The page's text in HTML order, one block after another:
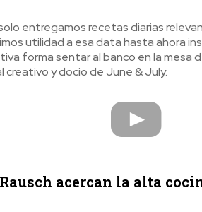
entregamos recetas diarias
utilidad a esa data hasta ahora
forma sentar al banco en la mesa
y docio de June & July.
acercan la alta